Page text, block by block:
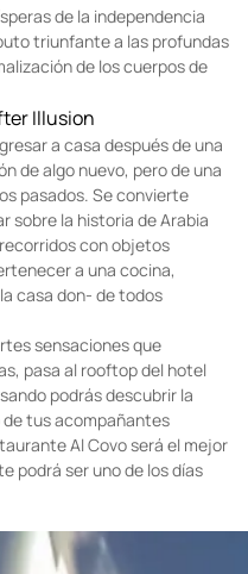
de la independencia
triunfante a las profundas
de los cuerpos de
Illusion
a casa después de una
de algo nuevo, pero de una
pasados. Se convierte
sobre la historia de Arabia
con objetos
a una cocina,
casa don- de todos
sensaciones que
pasa al rooftop del hotel
podrás descubrir la
tus acompañantes
Al Covo será el mejor
podrá ser uno de los días